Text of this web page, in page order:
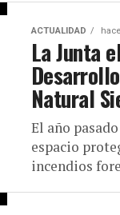
ACTUALIDAD
La Junta
Natural
El año
espacio
incendios